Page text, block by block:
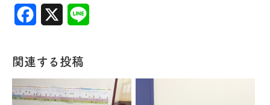
Facebook
関連する投稿